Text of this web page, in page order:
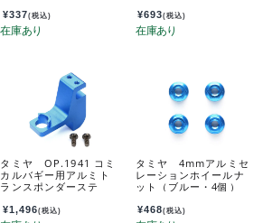
¥337(税込) ¥693(税込)
タミヤ OP.1941 コミ
カルバギー用アルミト
ランスポンダーステ
¥1,496(税込)
タミヤ 4mmアルミセ
レーションホイールナ
ット（ブルー・4個）
¥468(税込)